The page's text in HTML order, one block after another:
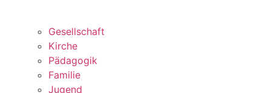
Gesellschaft
Kirche
Pädagogik
Familie
Jugend